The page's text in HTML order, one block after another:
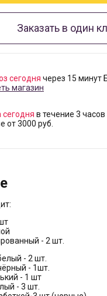
Заказать в один
сегодня через 15 минут
магазин
сегодня в течение 3
от 3000 руб.
- 2 шт.
- 2 шт.
- 1шт.
- 1 шт
- 3 шт.